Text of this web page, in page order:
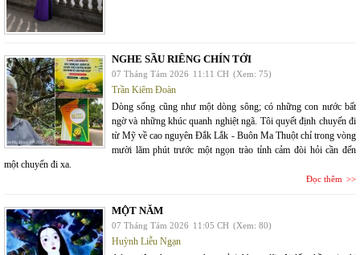
NGHE SẦU RIÊNG CHÍN TỚI
07 Tháng Tám 2026 11:11 CH (Xem: 75)
Trần Kiêm Đoàn
Dòng sống cũng như một dòng sông; có những con nước bất
ngờ và những khúc quanh nghiệt ngã. Tôi quyết định chuyến đi
từ Mỹ về cao nguyên Đắk Lắk - Buôn Ma Thuột chỉ trong vòng
mười lăm phút trước một ngọn trào tỉnh cảm đòi hỏi cần đến
một chuyến đi xa.
Đọc thêm
MỘT NĂM
07 Tháng Tám 2026 11:05 CH (Xem: 80)
Huỳnh Liễu Ngạn